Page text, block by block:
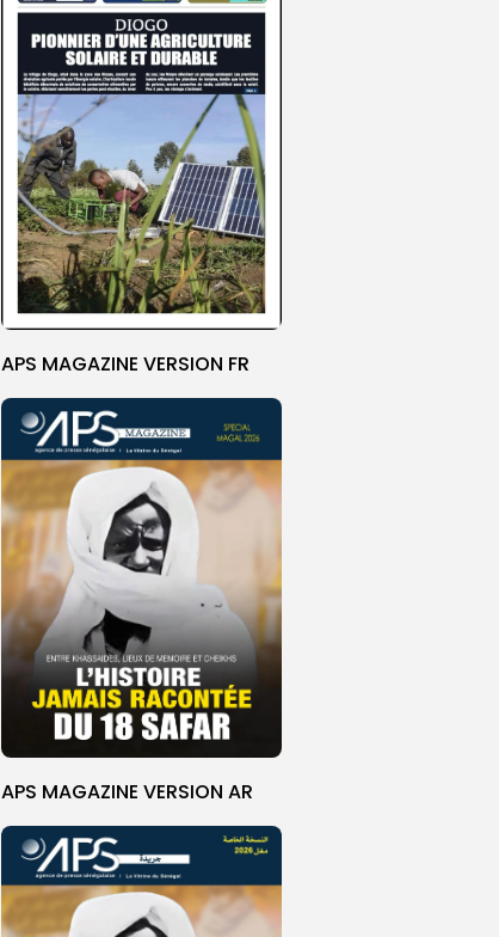
APS MAGAZINE VERSION FR
APS MAGAZINE VERSION AR